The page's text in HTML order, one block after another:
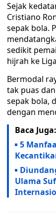
Sejak
Cristiano
sepak bola.
sedikit
hijrah ke
Bermodal
tak puas
sepak bola,
dengan
Baca Juga:
5
Ulama